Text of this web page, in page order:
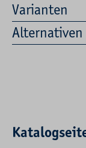
Varianten
Alternativen